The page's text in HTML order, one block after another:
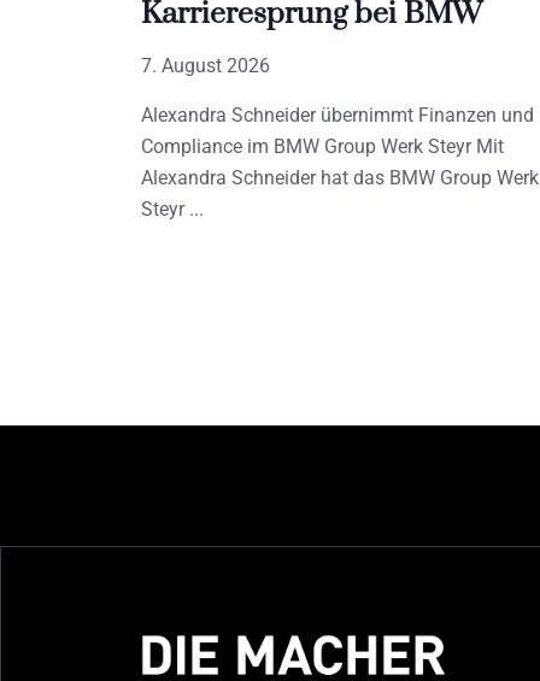
Karrieresprung bei BMW
7. August 2026
Alexandra Schneider übernimmt Finanzen und
Compliance im BMW Group Werk Steyr Mit
Alexandra Schneider hat das BMW Group Werk
Steyr